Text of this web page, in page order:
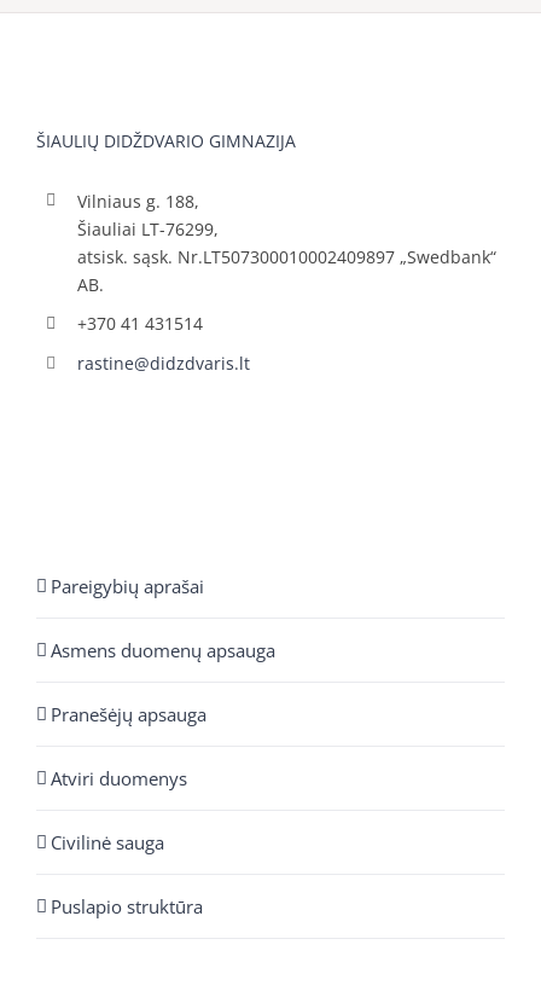
ŠIAULIŲ DIDŽDVARIO GIMNAZIJA
Vilniaus g. 188,
Šiauliai LT-76299,
atsisk. sąsk. Nr.LT507300010002409897 „Swedbank“
AB.
+370 41 431514
rastine@didzdvaris.lt
Pareigybių aprašai
Asmens duomenų apsauga
Pranešėjų apsauga
Atviri duomenys
Civilinė sauga
Puslapio struktūra